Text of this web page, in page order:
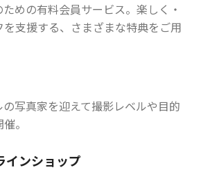
めの有料会員サービス。楽しく・
支援する、さまざまな特典をご用
写真家を迎えて撮影レベルや目的
。
インショップ